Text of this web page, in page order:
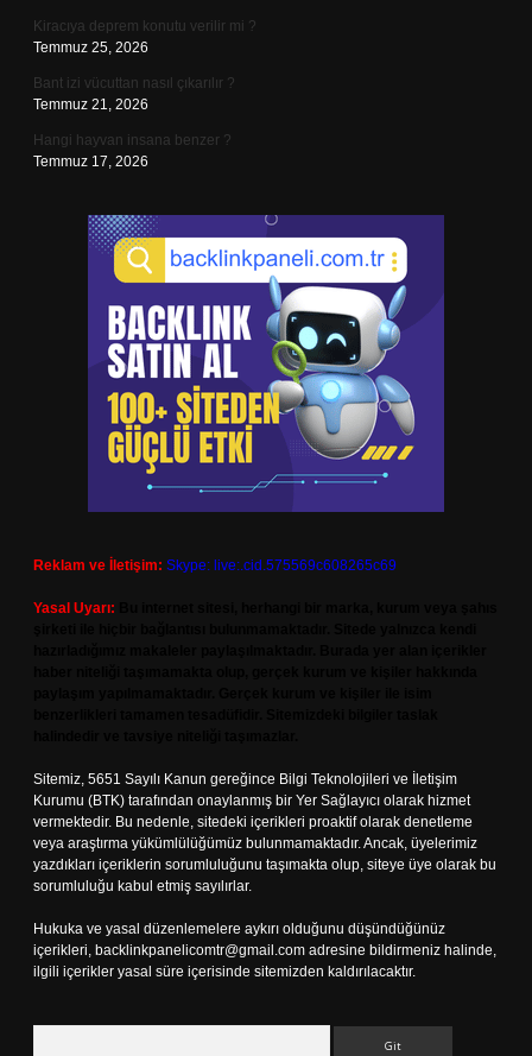
Kiracıya deprem konutu verilir mi ?
Temmuz 25, 2026
Bant izi vücuttan nasıl çıkarılır ?
Temmuz 21, 2026
Hangi hayvan insana benzer ?
Temmuz 17, 2026
Reklam ve İletişim: Skype: live:.cid.575569c608265c69
Yasal Uyarı:
Sitemiz, 5651 Sayılı Kanun gereğince Bilgi Teknolojileri ve İletişim
Kurumu (BTK) tarafından onaylanmış bir Yer Sağlayıcı olarak hizmet
vermektedir. Bu nedenle, sitedeki içerikleri proaktif olarak denetleme
veya araştırma yükümlülüğümüz bulunmamaktadır. Ancak, üyelerimiz
yazdıkları içeriklerin sorumluluğunu taşımakta olup, siteye üye olarak bu
sorumluluğu kabul etmiş sayılırlar.
Hukuka ve yasal düzenlemelere aykırı olduğunu düşündüğünüz
içerikleri, backlinkpanelicomtr@gmail.com adresine bildirmeniz halinde,
ilgili içerikler yasal süre içerisinde sitemizden kaldırılacaktır.